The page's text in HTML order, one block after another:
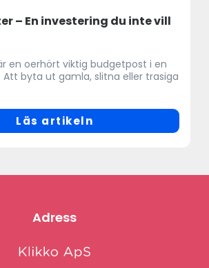
– En investering du inte vill
en oerhört viktig budgetpost i en
Att byta ut gamla, slitna eller trasiga
Läs artikeln
Adress